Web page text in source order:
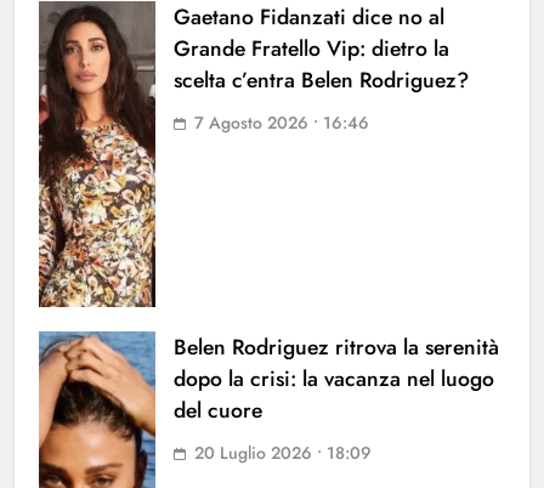
Gaetano Fidanzati dice no al
Grande Fratello Vip: dietro la
scelta c’entra Belen Rodriguez?
7 Agosto 2026 • 16:46
Belen Rodriguez ritrova la serenità
dopo la crisi: la vacanza nel luogo
del cuore
20 Luglio 2026 • 18:09